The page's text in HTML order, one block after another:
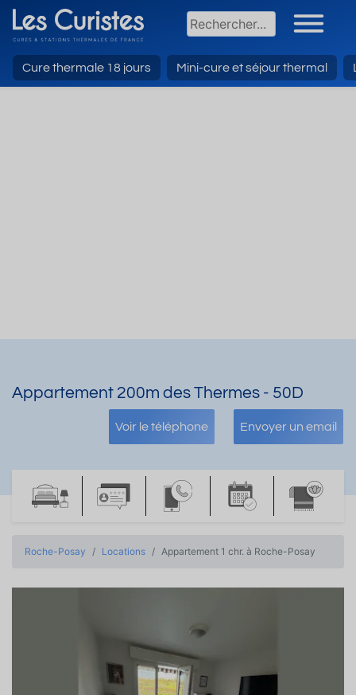
Cure thermale 18 jours Mini-cure et séjour thermal
Appartement 200m des Thermes - 50D
Voir le téléphone Envoyer un email
Roche-Posay Locations Appartement 1 chr. à Roche-Posay